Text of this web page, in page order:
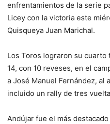
enfrentamientos de la serie
Licey con la victoria este
Quisqueya Juan Marichal.
Los Toros lograron su
14, con 10 reveses, en el
a José Manuel Fernández, al
incluido un rally de tres
Andújar fue el más